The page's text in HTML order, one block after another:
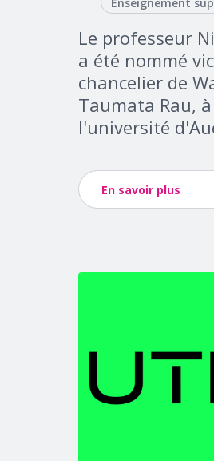
Le professeur
a été nommé
chancelier de
Taumata Rau, à
l'université
En savoir plus